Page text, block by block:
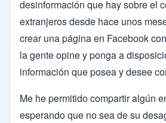
desinformación que hay sobre el
extranjeros desde hace unos
crear una página en Facebook
la gente opine y ponga a
información que posea y desee
Me he permitido compartir algún
esperando que no sea de su